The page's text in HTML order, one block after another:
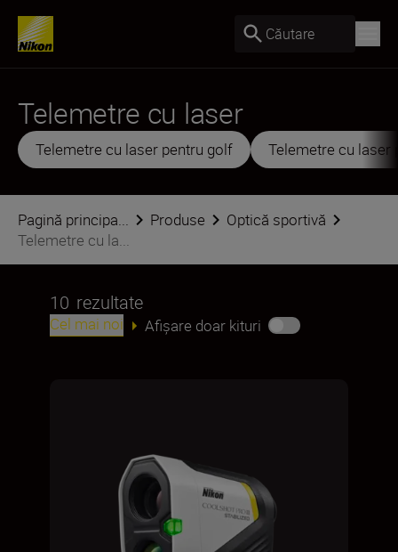
Căutare
Telemetre cu laser
Telemetre cu laser pentru golf Telemetre cu laser
Pagină principa... Produse
Optică sportivă
Telemetre cu la...
10 rezultate
Cel mai noi Afișare doar kituri